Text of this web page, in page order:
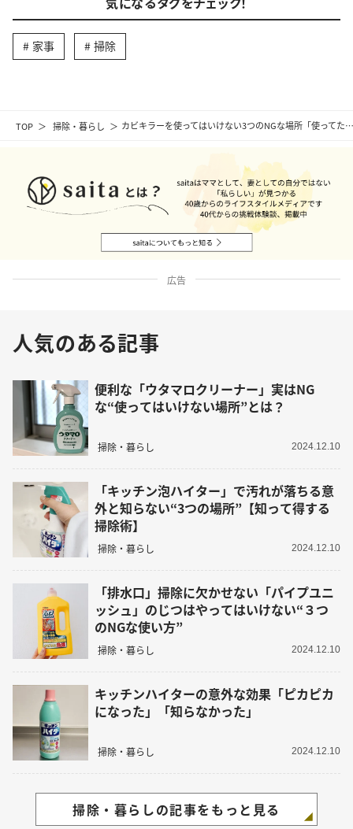
TOP 掃除・暮らし カビキラーを使ってはいけない3つのNGな場所「使ってた
家事 掃除
広告
人気のある記事
便利な「ウタマロクリーナー」実はNG
な“使ってはいけない場所”とは？
掃除・暮らし 2024.12.10
「キッチン泡ハイター」で汚れが落ちる意
外と知らない“3つの場所”【知って得する
掃除術】
掃除・暮らし 2024.12.10
「排水口」掃除に欠かせない「パイプユニ
ッシュ」のじつはやってはいけない“３つ
のNGな使い方”
掃除・暮らし 2024.12.10
キッチンハイターの意外な効果「ピカピカ
になった」「知らなかった」
掃除・暮らし 2024.12.10
掃除・暮らしの記事をもっと見る